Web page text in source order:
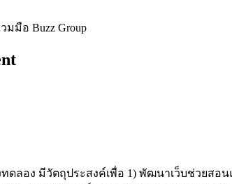
มมือ Buzz Group
ทดลอง มีวัตถุประสงค์เพื่อ 1) พัฒนาเว็บช่วยส